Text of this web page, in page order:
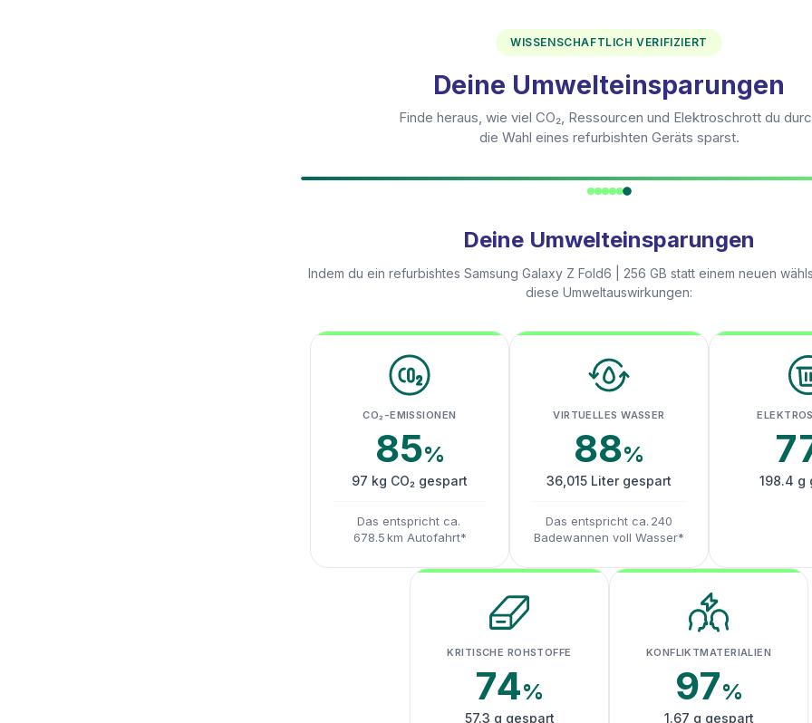
WISSENSCHAFTLICH VERIFIZIERT
Deine Umwelteinsparungen
Finde heraus, wie viel CO₂, Ressourcen und Elektroschrott du
die Wahl eines refurbishten Geräts sparst.
Deine Umwelteinsparungen
Indem du ein refurbishtes Samsung Galaxy Z Fold6 | 256 GB statt einem neuen
diese Umweltauswirkungen:
CO₂-EMISSIONEN
85%
97 kg CO₂ gespart
Das entspricht ca.
678.5 km Autofahrt*
VIRTUELLES WASSER
88%
36,015 Liter gespart
Das entspricht ca. 240
Badewannen voll Wasser*
198.4 g
KRITISCHE ROHSTOFFE
74%
57.3 g gespart
KONFLIKTMATERIALIEN
97%
1.67 g gespart